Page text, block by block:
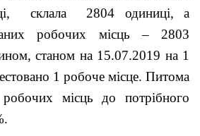
склала 2804 одиниці, а
робочих місць – 2803
станом на 15.07.2019 на 1
1 робоче місце. Питома
робочих місць до потрібного